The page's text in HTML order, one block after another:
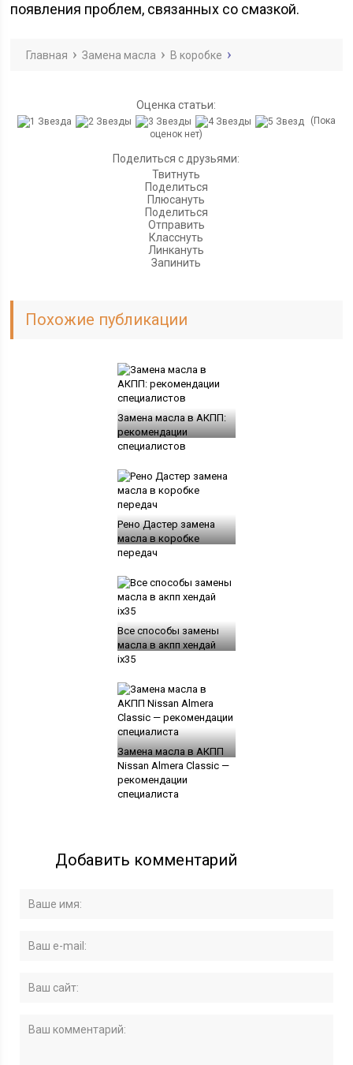
появления проблем, связанных со смазкой.
Главная Замена масла В коробке
Оценка статьи:
(Пока
оценок нет)
Поделиться с друзьями:
Твитнуть
Поделиться
Плюсануть
Поделиться
Отправить
Класснуть
Линкануть
Запинить
Похожие публикации
Замена масла в АКПП:
рекомендации
специалистов
Рено Дастер замена
масла в коробке
передач
Все способы замены
масла в акпп хендай
ix35
Замена масла в АКПП
Nissan Almera Classic —
рекомендации
специалиста
Добавить комментарий